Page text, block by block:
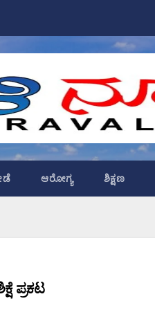
ಆರೋಗ್ಯ ಶಿಕ್ಷಣ
ಪ್ರಕಟ